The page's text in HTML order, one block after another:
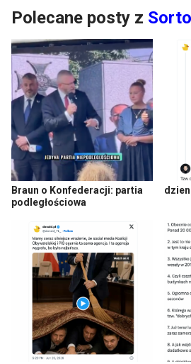
Polecane posty z
Braun o Konfederacji: partia
podległościowa